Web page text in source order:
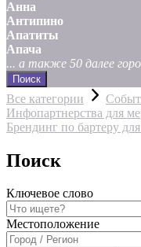
Анна
Антипино
Апатиты
Апача
... а также 50 далее
Поиск
Все категории
Инфопартнерства для
Брендинг по бартеру
Поиск
Ключевое слово
Местоположение